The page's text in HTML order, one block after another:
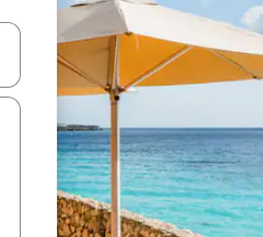
os usando as seta para cima e